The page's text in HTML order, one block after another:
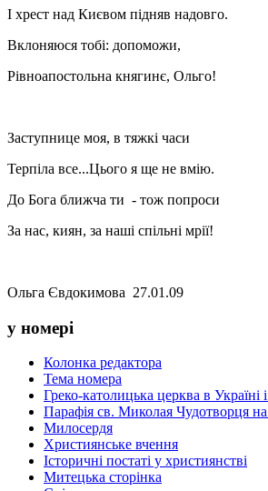
І хрест над Києвом підняв надовго.
Вклоняюся тобі: допоможи,
Рівноапостольна княгинє, Ольго!
Заступнице моя, в тяжкі часи
Терпіла все...Цього я ще не вмію.
До Бога ближча ти - тож попроси
За нас, киян, за наші спільні мрії!
Ольга Євдокимова 27.01.09
у номері
Колонка редактора
Тема номера
Греко-католицька церква в Україні і
Парафія св. Миколая Чудотворця
Милосердя
Християнське вчення
Історичні постаті у християнстві
Митецька сторінка